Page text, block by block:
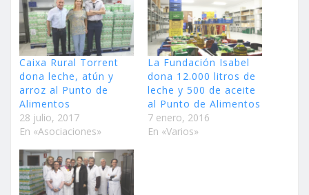
Caixa Rural Torrent
dona leche, atún y
arroz al Punto de
Alimentos
28 julio, 2017
En «Asociaciones»
La Fundación Isabel
dona 12.000 litros de
leche y 500 de aceite
al Punto de Alimentos
7 enero, 2016
En «Varios»